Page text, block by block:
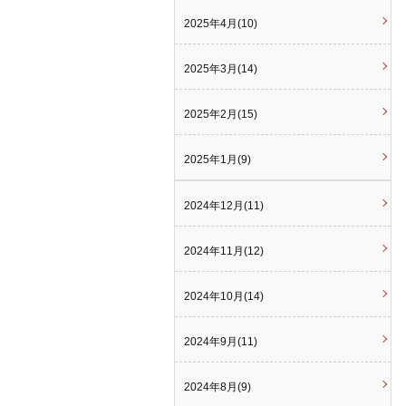
2025年4月(10)
2025年3月(14)
2025年2月(15)
2025年1月(9)
2024年12月(11)
2024年11月(12)
2024年10月(14)
2024年9月(11)
2024年8月(9)